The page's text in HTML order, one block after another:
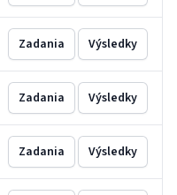
Zadania Výsledky
Zadania Výsledky
Zadania Výsledky